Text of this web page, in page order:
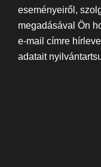
eseményeiről,
megadásával Ön
e-mail címre
adatait